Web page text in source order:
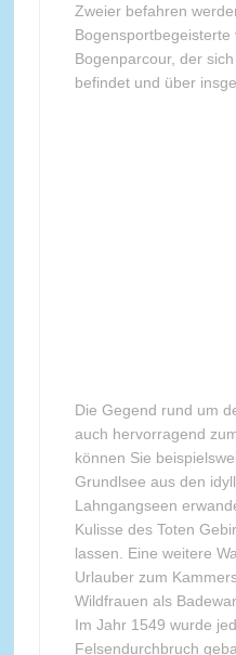
Zweier befahren
Bogenparcour, der
befindet und über
Die Gegend rund um
auch hervorragend
können Sie
Grundlsee aus den
Lahngangseen
Kulisse des Toten
lassen. Eine weitere
Urlauber zum
Wildfrauen als
Im Jahr 1549 wurde
Felsendurchbruch